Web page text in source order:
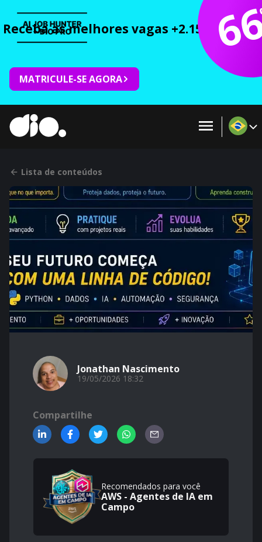
Receba as melhores vagas +2.150 cursos
MATRICULE-SE AGORA
Lista de conteúdos
Jonathan Nascimento
19/05/2026 18:32
Compartilhe
Recomendados para você
AWS - Agentes de IA em
Campo